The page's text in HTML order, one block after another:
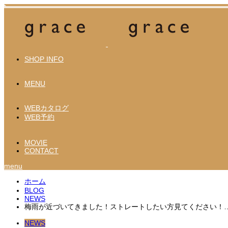
SHOP INFO
MENU
WEBカタログ
WEB予約
MOVIE
CONTACT
menu
ホーム
BLOG
NEWS
梅雨が近づいてきました！ストレートしたい方見てください
NEWS